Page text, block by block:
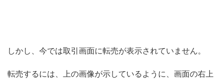
しかし、今では取引画面に転売が表示されていません。
転売するには、上の画像が示しているように、画面の右上